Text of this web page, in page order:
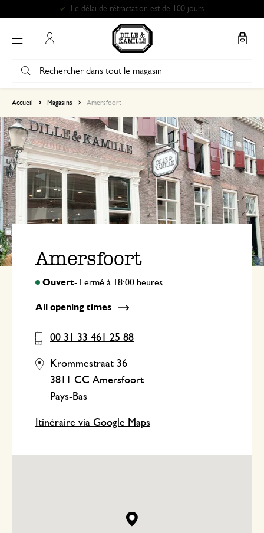
Le délai de rétractation est de 100 jours
Accueil Magasins Amersfoort
Amersfoort
All opening times
00 31 33 461 25 88
Krommestraat 36
3811 CC Amersfoort
Pays-Bas
Itinéraire via Google Maps